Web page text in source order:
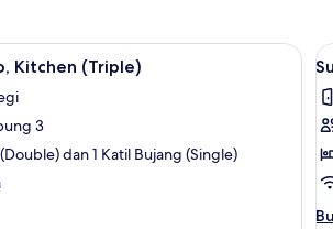
Wi-fi percuma, cadar katilStandard Studio, Kitchen (Triple) |
Kitchen (Triple)
3
dan 1 Katil Bujang (Single)